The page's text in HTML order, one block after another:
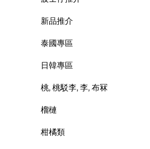
新品推介
泰國專區
日韓專區
桃, 桃駁李, 李, 布冧
榴槤
柑橘類